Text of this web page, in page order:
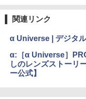
関連リンク
α Universe | デジタ
α:［α Universe］
しのレンズストーリ
ー公式】